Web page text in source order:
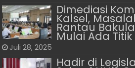
Dimediasi
Kalsel,
Rantau
Mulai Ada
Juli 28, 2025
Hadir di